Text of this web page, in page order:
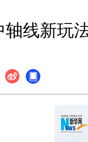
线新玩